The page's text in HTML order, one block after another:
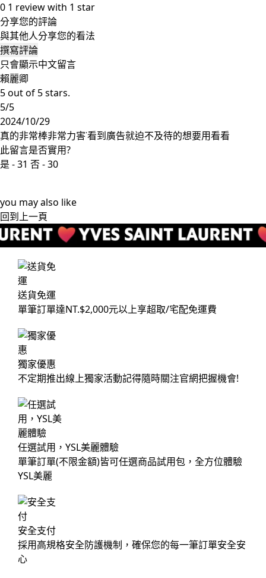
0 1 review with 1 star
分享您的評論
與其他人分享您的看法
撰寫評論
只會顯示中文留言
賴麗卿
5 out of 5 stars.
5/5
2024/10/29
真的非常棒非常力害˙看到廣告就迫不及待的想要用看看
此留言是否實用?
是 -31 否 -30
you may also like
回到上一頁
送貨免運
單筆訂單達NT.$2,000元以上享超取/宅配免運費
獨家優惠
不定期推出線上獨家活動記得隨時關注官網把握機會!
任選試用，YSL美麗體驗
單筆訂單(不限金額)皆可任選商品試用包，全方位體驗
YSL美麗
安全支付
採用高規格安全防護機制，確保您的每一筆訂單安全安
心